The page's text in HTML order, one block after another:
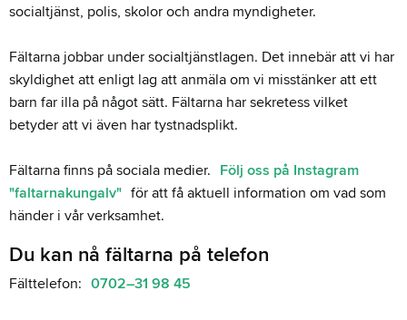
socialtjänst, polis, skolor och andra myndigheter.
Fältarna jobbar under socialtjänstlagen. Det innebär att vi har
skyldighet att enligt lag att anmäla om vi misstänker att ett
barn far illa på något sätt. Fältarna har sekretess vilket
betyder att vi även har tystnadsplikt.
Fältarna finns på sociala medier. Följ oss på Instagram
"faltarnakungalv" för att få aktuell information om vad som
händer i vår verksamhet.
Du kan nå fältarna på telefon
Fälttelefon: 0702–31 98 45